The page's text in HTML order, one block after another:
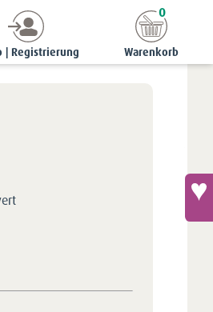
| Registrierung Warenkorb
0
Blumenkarte - Kornblume